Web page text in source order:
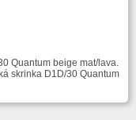
Quantum beige mat/lava.
skrinka D1D/30 Quantum